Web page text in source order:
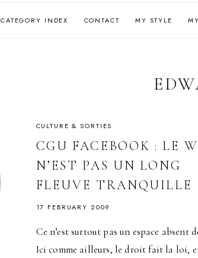
CATEGORY INDEX CONTACT MY STYLE
CULTURE & SORTIES
CGU FACEBOOK : LE
N’EST PAS UN LONG
FLEUVE TRANQUILLE
17 FEBRUARY 2009
Ce n’est surtout pas un espace absent
Ici comme ailleurs, le droit fait la loi, et